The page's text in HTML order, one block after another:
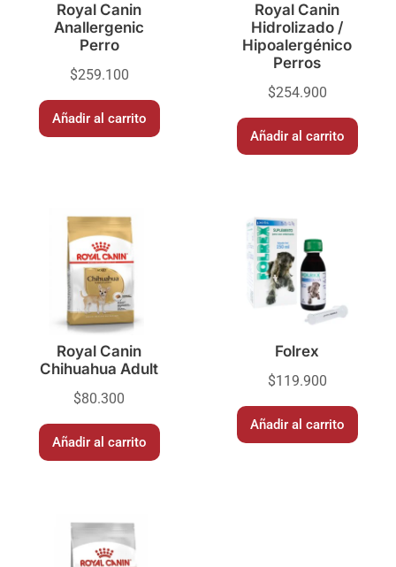
Royal Canin
Anallergenic
Perro
$259.100
Añadir al carrito
Royal Canin
Hidrolizado /
Hipoalergénico
Perros
$254.900
Añadir al carrito
Royal Canin
Chihuahua Adult
$80.300
Añadir al carrito
Folrex
$119.900
Añadir al carrito